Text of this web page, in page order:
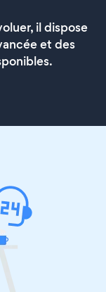
il dispose
et des